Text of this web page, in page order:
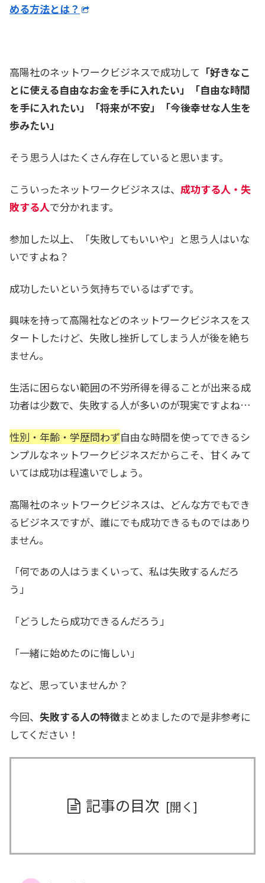
める方法とは？
高陽社のネットワークビジネスで成功して 「好きなこ
とに使える自由なお金を手に入れたい」「自由な時間
を手に入れたい」「将来が不安」「今後幸せな人生を
歩みたい」
そう思う人はたくさん存在していると思います。
こういったネットワークビジネスは、 成功する人・失
敗する人で分かれます。
参加した以上、「失敗してもいいや」と思う人はいな
いですよね？
成功したいという気持ちでいるはずです。
興味を持って高陽社などのネットワークビジネスをス
タートしたけど、失敗し挫折してしまう人が後を絶ち
ません。
生活に困らない範囲の不労所得を得ることが出来る成
功者は少数で、失敗する人が多いのが現実ですよね…
性別・年齢・学歴問わず自由な時間を使ってできるシ
ンプルなネットワークビジネスだからこそ、甘くみて
いては成功は程遠いでしょう。
高陽社のネットワークビジネスは、どんな方でもでき
るビジネスですが、誰にでも成功できるものではあり
ません。
「何であの人はうまくいって、私は失敗するんだろ
う」
「どうしたら成功できるんだろう」
「一緒に始めたのに悔しい」
など、思っていませんか？
今回、 失敗する人の特徴まとめましたので是非参考に
してください！
記事の目次